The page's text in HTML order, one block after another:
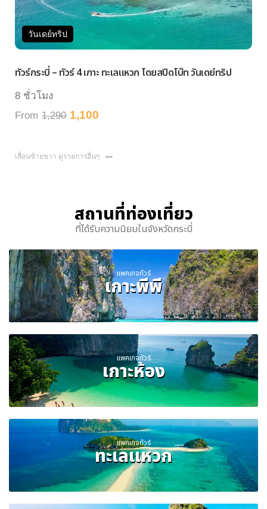
วันเดย์ทริป
ทัวร์กระบี่ – ทัวร์ 4 เกาะ ทะเลแหวก โดยสปีดโบ๊ท วันเดย์ทริป
8 ชั่วโมง
From 1,290 1,100
เลื่อนซ้ายขวา ดูรายการอื่นๆ
สถานที่ท่องเที่ยว
ที่ได้รับความนิยมในจังหวัดกระบี่
แพคเกจทัวร์
เกาะพีพี
แพคเกจทัวร์
เกาะห้อง
แพคเกจทัวร์
ทะเลแหวก